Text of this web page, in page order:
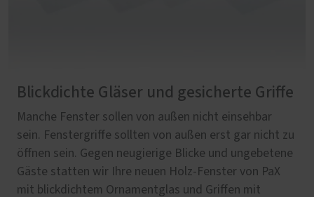
Blickdichte Gläser und gesicherte Griffe
Manche Fenster sollen von außen nicht einsehbar
sein. Fenstergriffe sollten von außen erst gar nicht zu
öffnen sein. Gegen neugierige Blicke und ungebetene
Gäste statten wir Ihre neuen Holz-Fenster von PaX
mit blickdichtem Ornamentglas und Griffen mit